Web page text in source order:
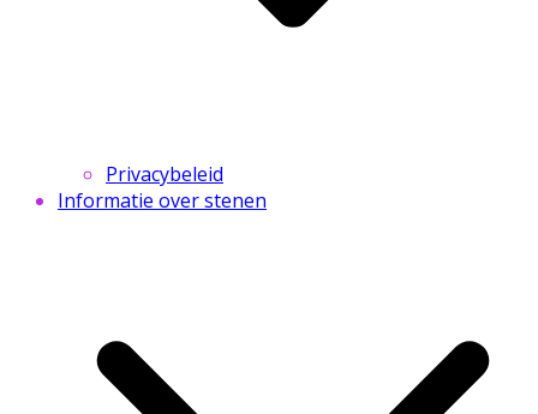
Privacybeleid
Informatie over stenen